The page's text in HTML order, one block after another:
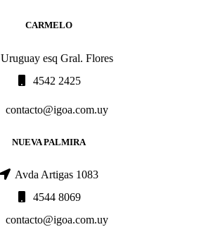
CARMELO
Uruguay esq Gral. Flores
4542 2425
contacto@igoa.com.uy
NUEVA PALMIRA
Avda Artigas 1083
4544 8069
contacto@igoa.com.uy